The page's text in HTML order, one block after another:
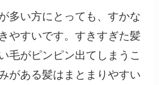
多い方にとっても、すかな
やすいです。すきすぎた髪
毛がピンピン出てしまうこ
がある髪はまとまりやすい